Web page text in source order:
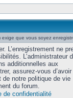
exige que vous soyez
L’enregistrement ne
L’administrateur
additionnelles aux
assurez-vous
de notre politique de vie
du forum.
de confidentialité